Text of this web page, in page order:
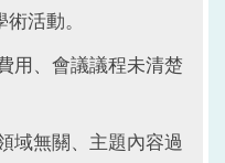
活動。
用、會議議程未清楚
域無關、主題內容過